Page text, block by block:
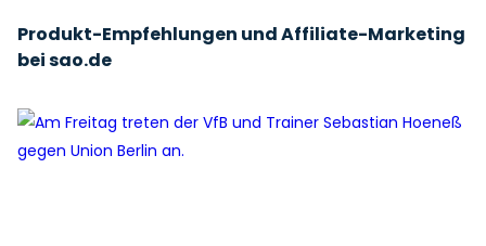
Produkt-Empfehlungen und Affiliate-Marketing
bei sao.de